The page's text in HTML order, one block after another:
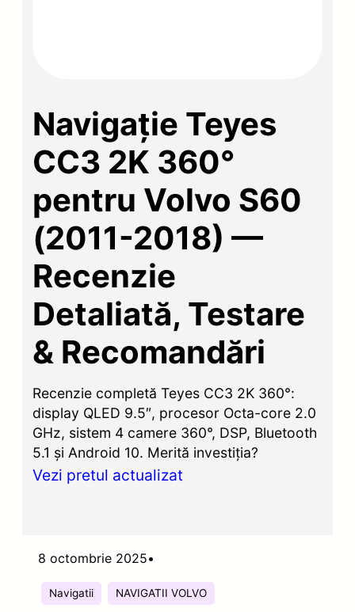
Navigație Teyes
CC3 2K 360°
pentru Volvo S60
(2011-2018) —
Recenzie
Detaliată, Testare
& Recomandări
Recenzie completă Teyes CC3 2K 360°:
display QLED 9.5″, procesor Octa-core 2.0
GHz, sistem 4 camere 360°, DSP, Bluetooth
5.1 și Android 10. Merită investiția?
Vezi pretul actualizat
8 octombrie 2025•
Navigatii NAVIGATII VOLVO